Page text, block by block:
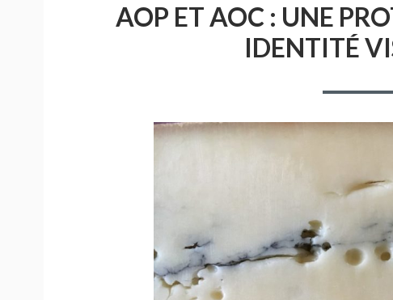
AOP ET AOC : UNE
IDENTITÉ